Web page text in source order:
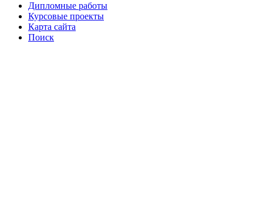
Дипломные работы
Курсовые проекты
Карта сайта
Поиск